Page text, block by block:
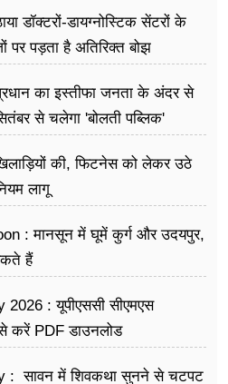
डॉक्टरों-डायग्नोस्टिक सेंटरों के
पर पड़ता है अ​तिरिक्त बोझ
का इस्तीफा जनता के अंदर से
से चलेगा 'बोलती पब्लिक'
की, फिटनेस को लेकर उठे
लागू
: मानसून में घूमें कुर्ग और उदयपुर,
हैं
: यूपीएससी सीएमएस
करें PDF डाउनलोड
: सावन में शिवकथा सुनने से चटपट